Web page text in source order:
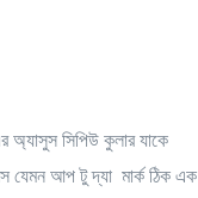
অ্যাসুস সিপিউ কুলার যাকে
যেমন আপ টু দ্যা মার্ক ঠিক এক